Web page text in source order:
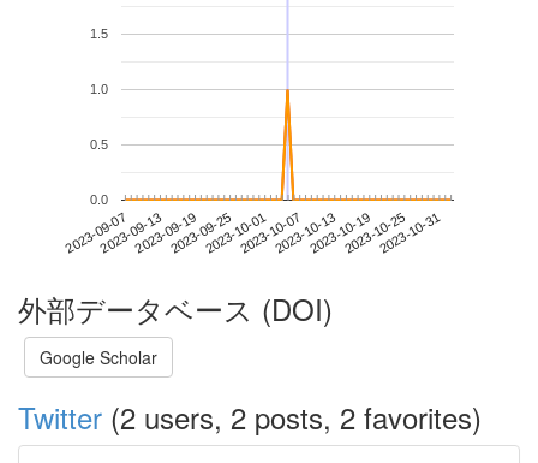
2023-09-072023-09-132023-09-192023-09-252023-10-012023-10-072023-10-132023-10-192023-10-252023-10-31
0.0
0.5
1.0
1.5
外部データベース (DOI)
Google Scholar
Twitter (2 users, 2 posts, 2 favorites)